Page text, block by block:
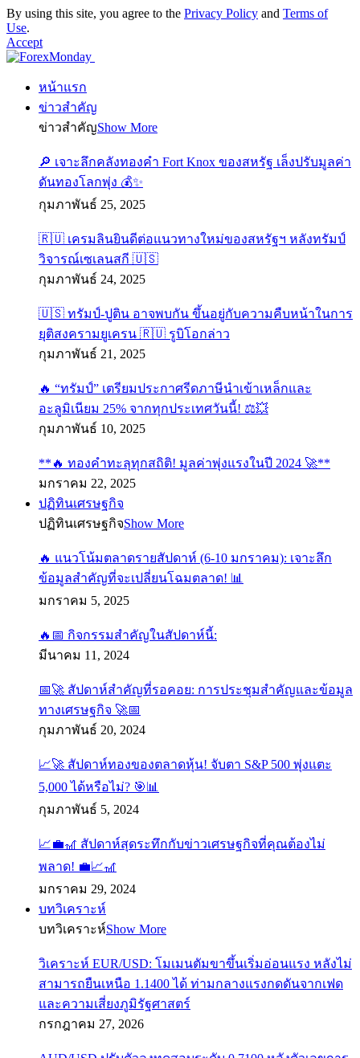
By using this site, you agree to the Privacy Policy and Terms of
Use.
Accept
หน้าแรก
ข่าวสำคัญ
ข่าวสำคัญShow More
🔎 เจาะลึกคลังทองคำ Fort Knox ของสหรัฐ เล็งปรับมูลค่า
ดันทองโลกพุ่ง 💰✨
กุมภาพันธ์ 25, 2025
🇷🇺 เครมลินยินดีต่อแนวทางใหม่ของสหรัฐฯ หลังทรัมป์
วิจารณ์เซเลนสกี 🇺🇸
กุมภาพันธ์ 24, 2025
🇺🇸 ทรัมป์-ปูติน อาจพบกัน ขึ้นอยู่กับความคืบหน้าในการ
ยุติสงครามยูเครน 🇷🇺 รูบิโอกล่าว
กุมภาพันธ์ 21, 2025
🔥 “ทรัมป์” เตรียมประกาศรีดภาษีนำเข้าเหล็กและ
อะลูมิเนียม 25% จากทุกประเทศวันนี้! ⚖️💥
กุมภาพันธ์ 10, 2025
**🔥 ทองคำทะลุทุกสถิติ! มูลค่าพุ่งแรงในปี 2024 🚀**
มกราคม 22, 2025
ปฏิทินเศรษฐกิจ
ปฏิทินเศรษฐกิจShow More
🔥 แนวโน้มตลาดรายสัปดาห์ (6-10 มกราคม): เจาะลึก
ข้อมูลสำคัญที่จะเปลี่ยนโฉมตลาด! 📊
มกราคม 5, 2025
🔥📅 กิจกรรมสำคัญในสัปดาห์นี้:
มีนาคม 11, 2024
📅🚀 สัปดาห์สำคัญที่รอคอย: การประชุมสำคัญและข้อมูล
ทางเศรษฐกิจ 🚀📅
กุมภาพันธ์ 20, 2024
📈🚀 สัปดาห์ทองของตลาดหุ้น! จับตา S&P 500 พุ่งแตะ
5,000 ได้หรือไม่? 🎯📊
กุมภาพันธ์ 5, 2024
📈💼🎢 สัปดาห์สุดระทึกกับข่าวเศรษฐกิจที่คุณต้องไม่
พลาด! 💼📈🎢
มกราคม 29, 2024
บทวิเคราะห์
บทวิเคราะห์Show More
วิเคราะห์ EUR/USD: โมเมนตัมขาขึ้นเริ่มอ่อนแรง หลังไม่
สามารถยืนเหนือ 1.1400 ได้ ท่ามกลางแรงกดดันจากเฟด
และความเสี่ยงภูมิรัฐศาสตร์
กรกฎาคม 27, 2026